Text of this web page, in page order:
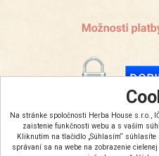
Na stránke spoločnosti Herba House s.r.o.,
zaistenie funkčnosti webu a s vaším
Kliknutím na tlačidlo „Súhlasím“
správaní sa na webe na zobrazenie